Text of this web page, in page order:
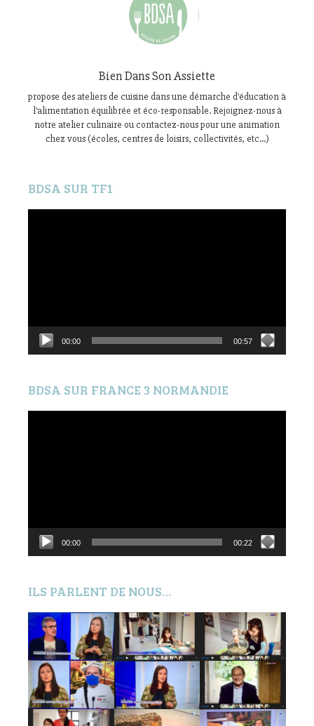
Bien Dans Son Assiette
propose des ateliers de cuisine dans une démarche d'éducation à
l'alimentation équilibrée et éco-responsable. Rejoignez-nous à
notre atelier culinaire ou contactez-nous pour une animation
chez vous (écoles, centres de loisirs, collectivités, etc...)
BDSA SUR TF1
00:00 00:57
BDSA SUR FRANCE 3 NORMANDIE
00:00 00:22
ILS PARLENT DE NOUS…